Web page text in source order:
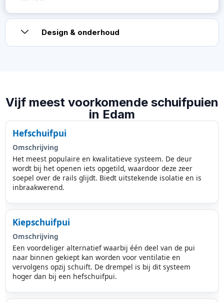
Design & onderhoud
Vijf meest voorkomende schuifpuien
in Edam
Hefschuifpui
Omschrijving
Het meest populaire en kwalitatieve systeem. De deur
wordt bij het openen iets opgetild, waardoor deze zeer
soepel over de rails glijdt. Biedt uitstekende isolatie en is
inbraakwerend.
Kiepschuifpui
Omschrijving
Een voordeliger alternatief waarbij één deel van de pui
naar binnen gekiept kan worden voor ventilatie en
vervolgens opzij schuift. De drempel is bij dit systeem
hoger dan bij een hefschuifpui.